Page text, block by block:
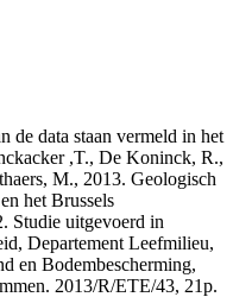
de data staan vermeld in het
,T., De Koninck, R.,
M., 2013. Geologisch
het Brussels
Studie uitgevoerd in
Departement Leefmilieu,
en Bodembescherming,
2013/R/ETE/43, 21p.